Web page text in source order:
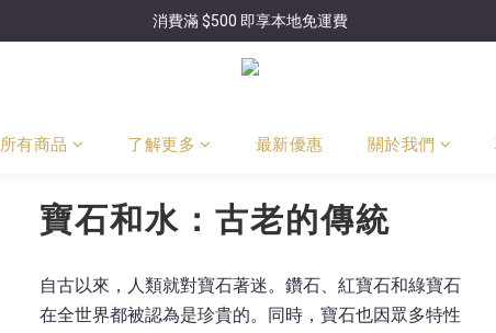
消費滿 $500 即享本地免運費
所有商品 了解更多 最新優惠 關於我們
寶石和水：古老的傳統
自古以來，人類就對寶石著迷。鑽石、紅寶石和綠寶石
在全世界都被認為是珍貴的。同時，寶石也因眾多特性